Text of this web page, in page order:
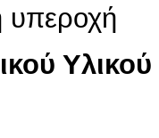
υπεροχή
Υλικού